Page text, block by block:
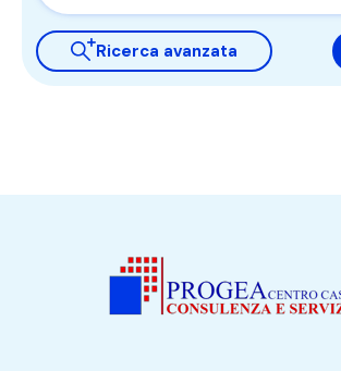
Ricerca avanzata